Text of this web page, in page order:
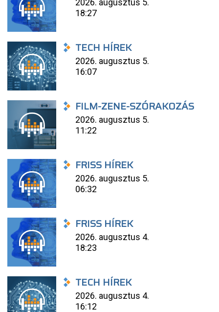
2026. augusztus 5.
18:27
TECH HÍREK
2026. augusztus 5.
16:07
FILM-ZENE-SZÓRAKOZÁS
2026. augusztus 5.
11:22
FRISS HÍREK
2026. augusztus 5.
06:32
FRISS HÍREK
2026. augusztus 4.
18:23
TECH HÍREK
2026. augusztus 4.
16:12